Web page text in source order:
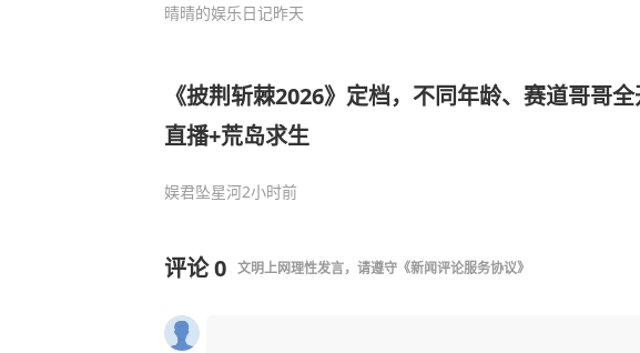
晴晴的娱乐日记昨天
《披荆斩棘2026》定档，不同年龄、赛道哥哥
直播+荒岛求生
娱君坠星河2小时前
评论0 文明上网理性发言，请遵守 《新闻评论服务协议》